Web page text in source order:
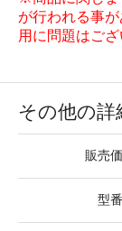
が行われる事
用に問題はご
その他の詳
販売
型番